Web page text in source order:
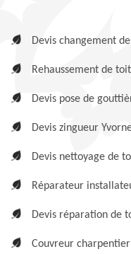
Devis changement
Rehaussement de
Devis pose de
Devis zingueur
Devis nettoyage de
Réparateur
Devis réparation de
Couvreur charpentier